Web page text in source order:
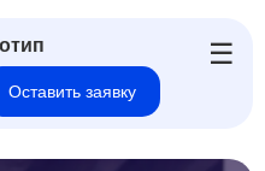
☰
Оставить заявку